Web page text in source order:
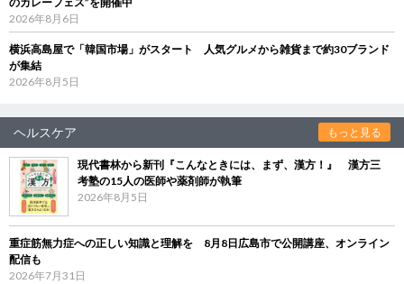
2026年8月6日
横浜高島屋で「韓国市場」がスタート 人気グルメから雑貨まで約30ブランド
が集結
2026年8月5日
ヘルスケア もっと見る
現代書林から新刊『こんなときには、まず、漢方！』 漢方三
考塾の15人の医師や薬剤師が執筆
2026年8月5日
重症筋無力症への正しい知識と理解を 8月8日広島市で公開講座、オンライン
配信も
2026年7月31日